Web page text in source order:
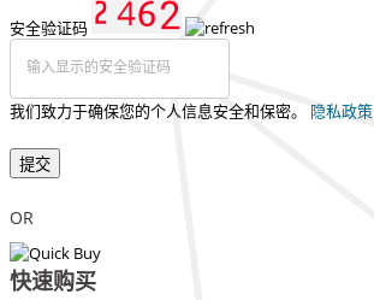
安全验证码
我们致力于确保您的个人信息安全和保密。 隐私政策
提交
OR
快速购买